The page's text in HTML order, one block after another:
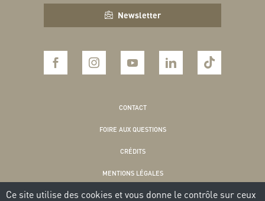
Newsletter
CONTACT
FOIRE AUX QUESTIONS
CRÉDITS
MENTIONS LÉGALES
POLITIQUE DE CONFIDENTIALITÉ
Ce site utilise des cookies et vous donne le contrôle sur ceux